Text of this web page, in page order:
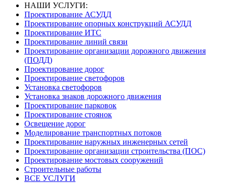
НАШИ УСЛУГИ:
Проектирование АСУДД
Проектирование опорных конструкций АСУДД
Проектирование ИТС
Проектирование линий связи
Проектирование организации дорожного движения
(ПОДД)
Проектирование дорог
Проектирование светофоров
Установка светофоров
Установка знаков дорожного движения
Проектирование парковок
Проектирование стоянок
Освещение дорог
Моделирование транспортных потоков
Проектирование наружных инженерных сетей
Проектирование организации строительства (ПОС)
Проектирование мостовых сооружений
Строительные работы
ВСЕ УСЛУГИ